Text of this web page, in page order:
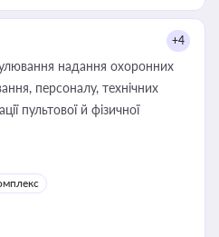
+4
надання охоронних
персоналу, технічних
пультової й фізичної